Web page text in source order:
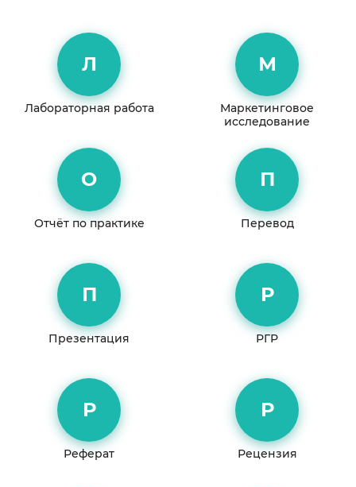
Л
Лабораторная работа
М
Маркетинговое
исследование
О
Отчёт по практике
П
Перевод
П
Презентация
Р
РГР
Р
Реферат
Р
Рецензия